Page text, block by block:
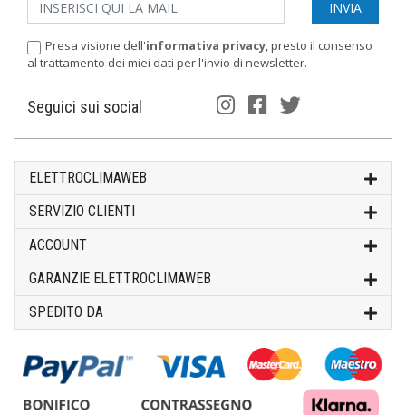
Presa visione dell'informativa privacy, presto il consenso
al trattamento dei miei dati per l'invio di newsletter.
Seguici sui social
ELETTROCLIMAWEB
SERVIZIO CLIENTI
ACCOUNT
GARANZIE ELETTROCLIMAWEB
SPEDITO DA